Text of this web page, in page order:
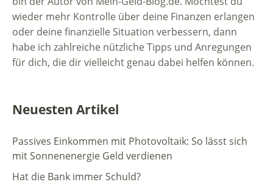
wieder mehr Kontrolle über deine Finanzen erlangen
oder deine finanzielle Situation verbessern, dann
habe ich zahlreiche nützliche Tipps und Anregungen
für dich, die dir vielleicht genau dabei helfen können.
Neuesten Artikel
Passives Einkommen mit Photovoltaik: So lässt sich
mit Sonnenenergie Geld verdienen
Hat die Bank immer Schuld?